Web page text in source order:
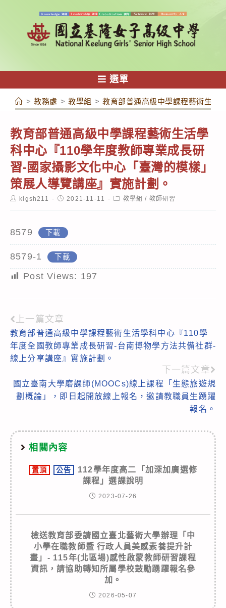
容
選單
> 教務處 > 教學組 > 教育部普通高級中學課程藝術生活
教育部普通高級中學課程藝術生活學
科中心『110學年度教師專業成長研
習-國家攝影文化中心「臺灣的模樣」
策展人導覽講座』實施計劃。
Postklgsh211
Post2021-11-11
Post教學組 / 教師研習
8579 下載
8579-1 下載
Post Views: 197
Read
more
articles
上一篇文章
教育部普通高級中學課程藝術生活學科中心『110學
年度全國教師專業成長研習-台南博物學方法共備社群-
線上分享講座』實施計劃。
下一篇文章
國立臺南大學磨課師(MOOCs)線上課程「生態旅遊規
劃概論」，即日起開放線上報名，邀請教職員生踴躍
報名。
相關內容
置頂 公告
112學年度高二「加深加廣選修
課程」選課說明
2023-07-26
檢送教育部委請國立臺北藝術大學辦理「中
小學在職教師暨 行政人員美感素養提升計
畫」- 115年(北區場)感性啟蒙教師研習課程
資訊，請協助轉知所屬學校鼓勵踴躍報名參
加。
2026-05-07